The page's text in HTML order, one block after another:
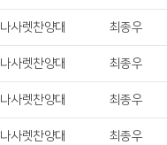
나사렛찬양대 최종우
나사렛찬양대 최종우
나사렛찬양대 최종우
나사렛찬양대 최종우